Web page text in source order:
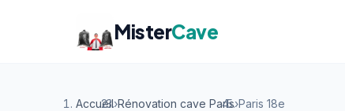
MisterCave
Accueil›Rénovation cave Paris›Paris 18e